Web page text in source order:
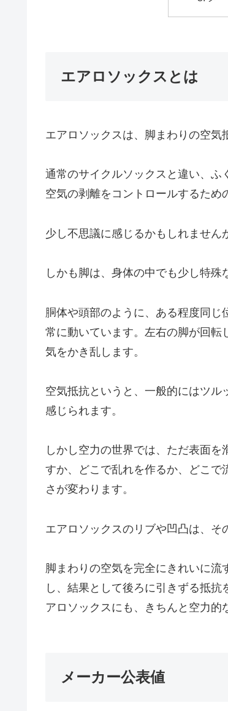
エアロソックスとは
エアロソックスは、脚まわりの空気
通常のサイクルソックスと違い、ふ
空気の剥離をコントロールするため
少し不思議に感じるかもしれません
しかも脚は、身体の中でも少し特殊
胴体や頭部のように、ある程度同
常に動いています。左右の脚が回転
気をかき乱します。
空気抵抗というと、一般的にはツ
感じられます。
しかし空力の世界では、ただ表面
すか、どこで乱れを作るか、どこで
さが変わります。
エアロソックスのリブや凹凸は、そ
脚まわりの空気を完全にきれいに
し、結果として後ろに引きずる抵
アロソックスにも、きちんと空力的
メーカー公表値